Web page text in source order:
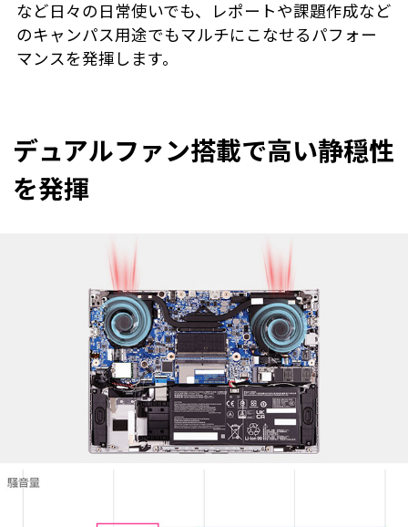
など日々の日常使いでも、レポートや課題作成など
のキャンパス用途でもマルチにこなせるパフォー
マンスを発揮します。
デュアルファン搭載で高い静穏性
を発揮